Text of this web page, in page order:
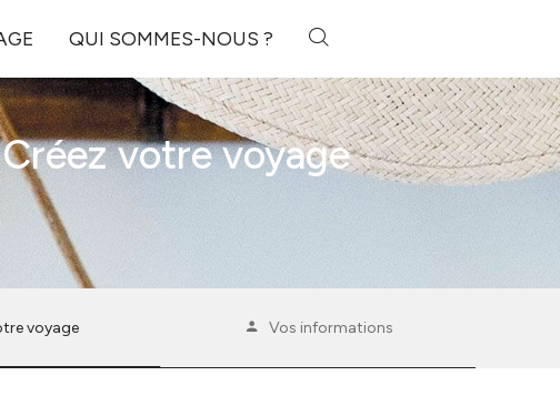
QUI SOMMES-NOUS ?
Créez votre voyage
voyage Vos informations